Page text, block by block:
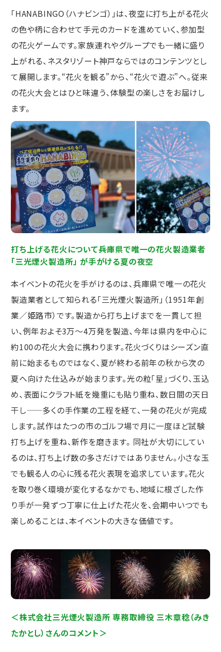
「HANABINGO（ハナビンゴ）」は、夜空に打ち上がる花火
の色や柄に合わせて手元のカードを進めていく、参加型
の花火ゲームです。家族連れやグループでも一緒に盛り
上がれる、ネスタリゾート神戸ならではのコンテンツとし
て展開します。“花火を観る”から、“花火で遊ぶ”へ。従来
の花火大会とはひと味違う、体験型の楽しさをお届けし
ます。
打ち上げる花火について――兵庫県で唯一の花火製造業者
「三光煙火製造所」 が手がける夏の夜空
本イベントの花火を手がけるのは、兵庫県で唯一の花火
製造業者として知られる「三光煙火製造所」（1951年創
業／姫路市）です。製造から打ち上げまでを一貫して担
い、例年およそ3万〜4万発を製造、今年は県内を中心に
約100の花火大会に携わります。花火づくりはシーズン直
前に始まるものではなく、夏が終わる前年の秋から次の
夏へ向けた仕込みが始まります。光の粒「星」づくり、玉込
め、表面にクラフト紙を幾重にも貼り重ね、数日間の天日
干し——多くの手作業の工程を経て、一発の花火が完成
します。試作はたつの市のゴルフ場で月に一度ほど試験
打ち上げを重ね、新作を磨きます。 同社が大切にしてい
るのは、打ち上げ数の多さだけではありません。小さな玉
でも観る人の心に残る花火表現を追求しています。花火
を取り巻く環境が変化するなかでも、地域に根ざした作
り手が一発ずつ丁寧に仕上げた花火を、会期中いつでも
楽しめることは、本イベントの大きな価値です。
＜株式会社三光煙火製造所 専務取締役 三木章稔（みき
たかとし）さんのコメント＞